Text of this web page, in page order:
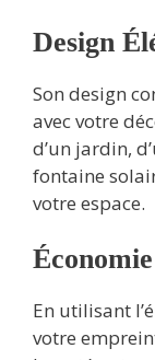
Design
Son design
avec votre
d’un jardin,
fontaine
votre espace.
En utilisant
votre